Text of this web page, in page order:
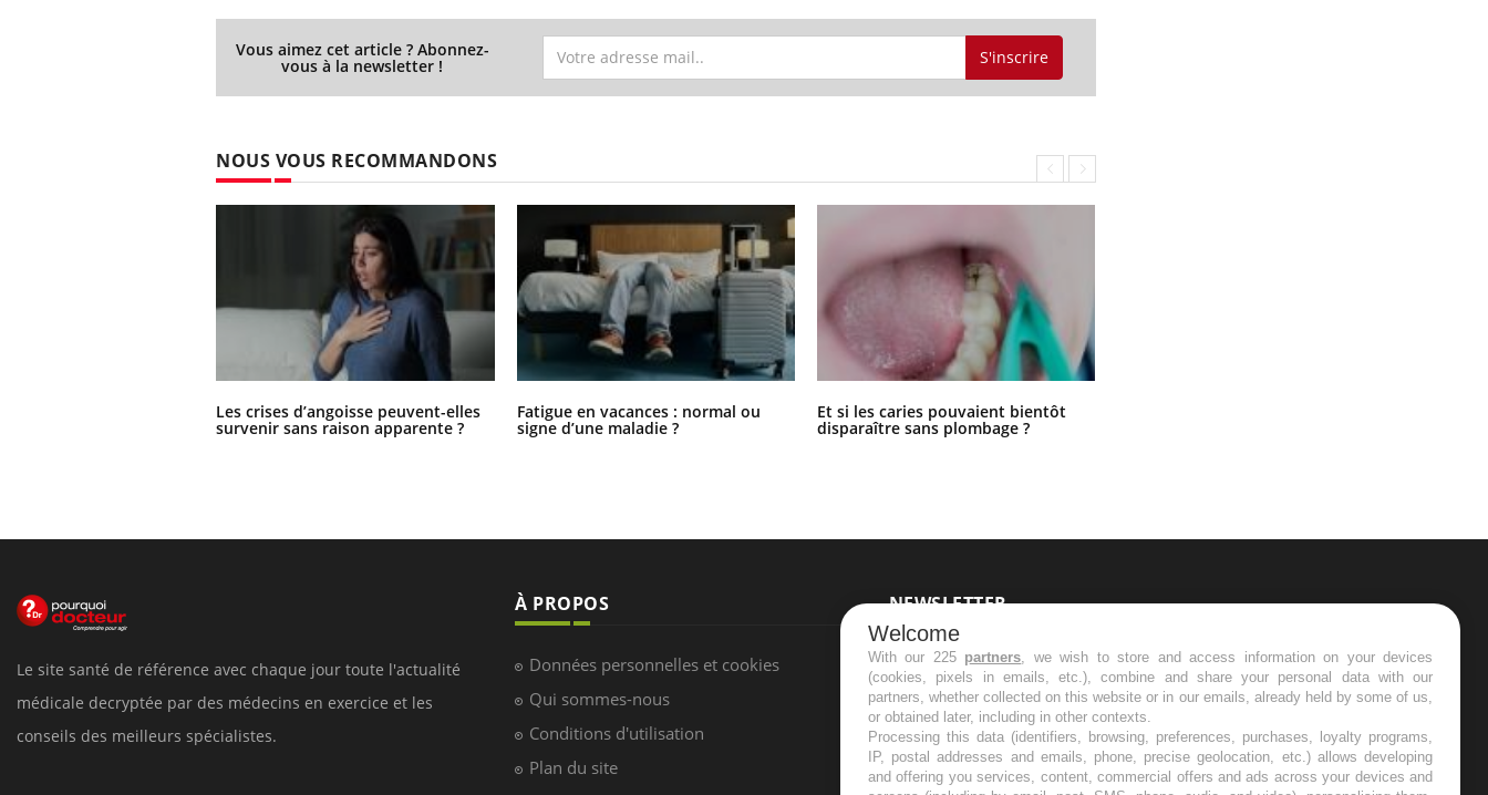
Vous aimez cet article ? Abonnez-
vous à la newsletter ! S'inscrire
NOUS VOUS RECOMMANDONS
Les crises d’angoisse peuvent-elles
survenir sans raison apparente ?
Fatigue en vacances : normal ou
signe d’une maladie ?
Et si les caries pouvaient bientôt
disparaître sans plombage ?
Le site santé de référence avec chaque jour toute l'actualité
médicale decryptée par des médecins en exercice et les
conseils des meilleurs spécialistes.
À PROPOS
Données personnelles et cookies
Qui sommes-nous
Conditions d'utilisation
Plan du site
NEWSLETTER
Recevez toutes les semaines les meilleures
infos santé
Welcome
With our 225 partners, we wish to store and access information on your devices
(cookies, pixels in emails, etc.), combine and share your personal data with our
partners, whether collected on this website or in our emails, already held by some of us,
or obtained later, including in other contexts.
Processing this data (identifiers, browsing, preferences, purchases, loyalty programs,
IP, postal addresses and emails, phone, precise geolocation, etc.) allows developing
and offering you services, content, commercial offers and ads across your devices and